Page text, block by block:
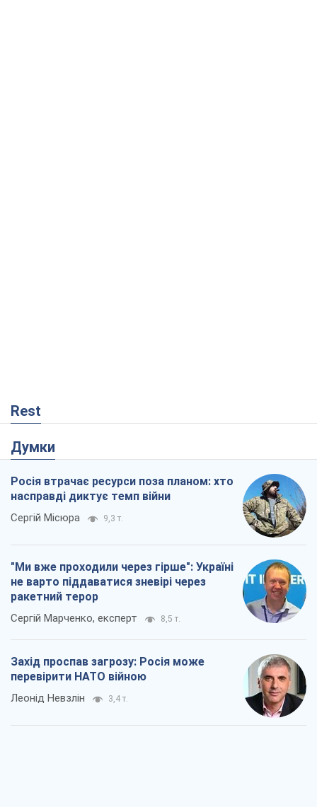
Rest
Думки
Росія втрачає ресурси поза планом: хто
насправді диктує темп війни
Сергій Місюра 9,3 т.
"Ми вже проходили через гірше": Україні
не варто піддаватися зневірі через
ракетний терор
Сергій Марченко, експерт 8,5 т.
Захід проспав загрозу: Росія може
перевірити НАТО війною
Леонід Невзлін 3,4 т.